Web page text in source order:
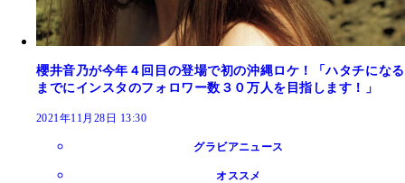
櫻井音乃が今年４回目の登場で初の沖縄ロケ！「ハタチになる
までにインスタのフォロワー数３０万人を目指します！」
2021年11月28日 13:30
グラビアニュース
オススメ